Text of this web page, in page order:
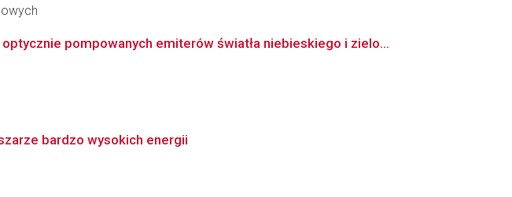
pompowanych emiterów światła niebieskiego i zielo...
bardzo wysokich energii